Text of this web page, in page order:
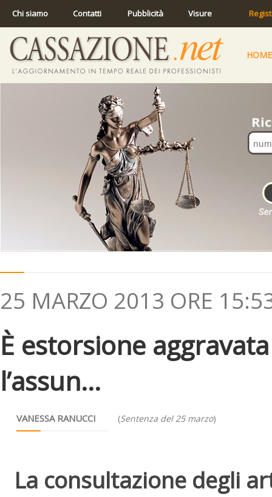
Chi siamo Contatti Pubblicità Visure
HOME
25 MARZO 2013 ORE
È estorsione
l’assun...
VANESSA RANUCCI (Sentenza del 25 marzo)
La consultazione degli